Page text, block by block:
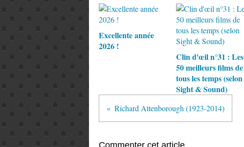
Excellente année
2026 !
Clin d'œil n°31 : Les
50 meilleurs films de
tous les temps (selon
Sight & Sound)
Richard Attenborough (1923-2014)
Commenter cet article